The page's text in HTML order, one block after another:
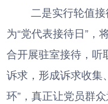
二是实行轮值
为“党代表接待日”，
合开展驻室接待，听
诉求，形成诉求收集
环”，真正让党员群